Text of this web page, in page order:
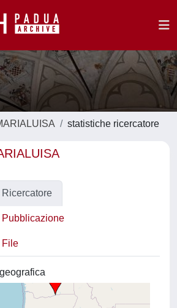
statistiche ricercatore
File